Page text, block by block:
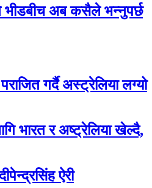
भीडबीच अब कसैले भन्नुपर्छ
गर्दै अस्ट्रेलिया लग्यो
भारत र अष्ट्रेलिया खेल्दै,
ऐरी